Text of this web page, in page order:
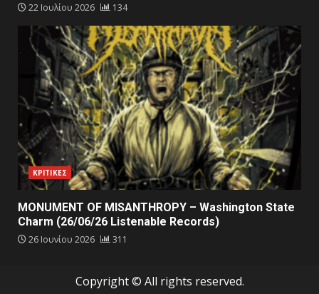
22 Ιουλίου 2026 134
ΚΡΙΤΙΚΕΣ
MONUMENT OF MISANTHROPY – Washington State
Charm (26/06/26 Listenable Records)
26 Ιουνίου 2026 311
Copyright © All rights reserved.